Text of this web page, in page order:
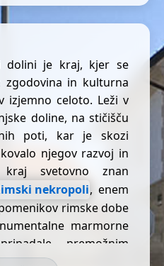
dolini je kraj, kjer se
zgodovina in kulturna
izjemno celoto. Leži v
doline, na stičišču
poti, kar je skozi
njegov razvoj in
svetovno znan
nekropoli, enem
rimske dobe
marmorne
premožnim
pričajo o visoki